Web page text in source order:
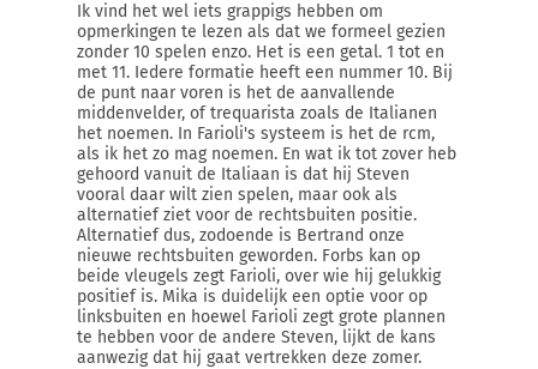
Ik vind het wel iets grappigs hebben om
opmerkingen te lezen als dat we formeel gezien
zonder 10 spelen enzo. Het is een getal. 1 tot en
met 11. Iedere formatie heeft een nummer 10. Bij
de punt naar voren is het de aanvallende
middenvelder, of trequarista zoals de Italianen
het noemen. In Farioli's systeem is het de rcm,
als ik het zo mag noemen. En wat ik tot zover heb
gehoord vanuit de Italiaan is dat hij Steven
vooral daar wilt zien spelen, maar ook als
alternatief ziet voor de rechtsbuiten positie.
Alternatief dus, zodoende is Bertrand onze
nieuwe rechtsbuiten geworden. Forbs kan op
beide vleugels zegt Farioli, over wie hij gelukkig
positief is. Mika is duidelijk een optie voor op
linksbuiten en hoewel Farioli zegt grote plannen
te hebben voor de andere Steven, lijkt de kans
aanwezig dat hij gaat vertrekken deze zomer.